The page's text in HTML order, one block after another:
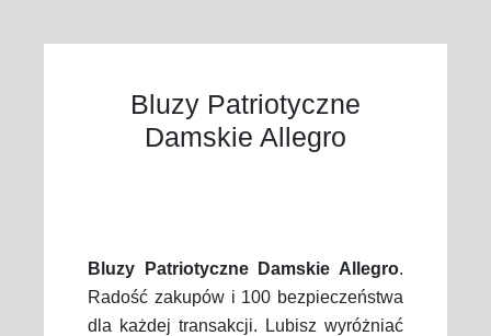
Bluzy Patriotyczne
Damskie Allegro
Bluzy Patriotyczne Damskie Allegro.
Radość zakupów i 100 bezpieczeństwa
dla każdej transakcji. Lubisz wyróżniać